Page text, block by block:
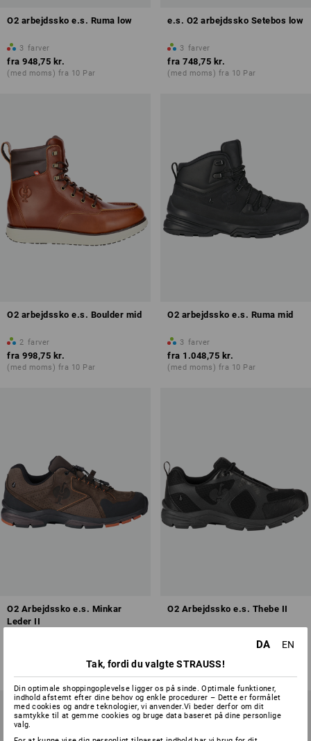
O2 arbejdssko e.s. Ruma low
3 farver
fra 948,75 kr.
(med moms) fra 10 Par
e.s. O2 arbejdssko Setebos low
3 farver
fra 748,75 kr.
(med moms) fra 10 Par
O2 arbejdssko e.s. Boulder mid
2 farver
fra 998,75 kr.
(med moms) fra 10 Par
O2 arbejdssko e.s. Ruma mid
3 farver
fra 1.048,75 kr.
(med moms) fra 10 Par
O2 Arbejdssko e.s. Minkar
Leder II
(med moms) fra 10 Par
O2 Arbejdssko e.s. Thebe II
(med moms) fra 10 Par
DA
EN
Tak, fordi du valgte STRAUSS!
Din optimale shoppingoplevelse ligger os på sinde. Optimale funktioner,
indhold afstemt efter dine behov og enkle procedurer – Dette er formålet
med cookies og andre teknologier, vi anvender.Vi beder derfor om dit
samtykke til at gemme cookies og bruge data baseret på dine personlige
valg.